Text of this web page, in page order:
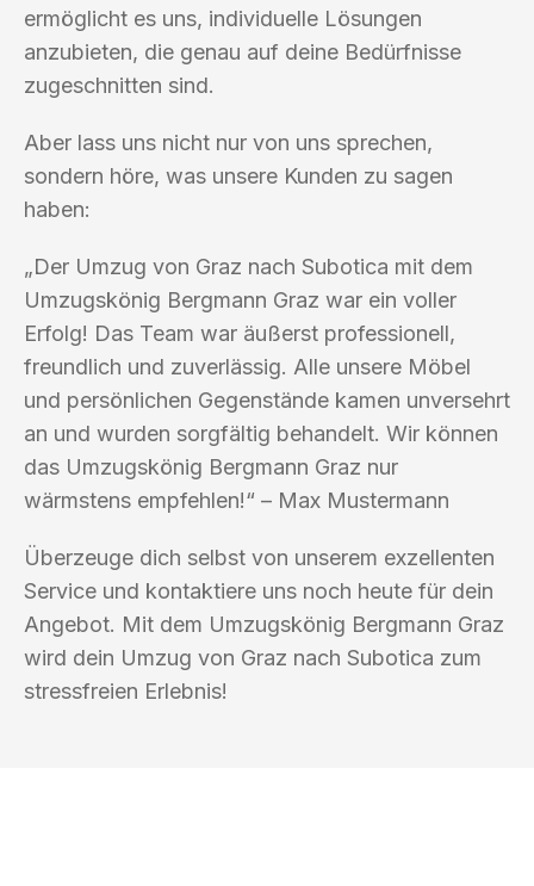
ermöglicht es uns, individuelle Lösungen
anzubieten, die genau auf deine Bedürfnisse
zugeschnitten sind.
Aber lass uns nicht nur von uns sprechen,
sondern höre, was unsere Kunden zu sagen
haben:
„Der Umzug von Graz nach Subotica mit dem
Umzugskönig Bergmann Graz war ein voller
Erfolg! Das Team war äußerst professionell,
freundlich und zuverlässig. Alle unsere Möbel
und persönlichen Gegenstände kamen unversehrt
an und wurden sorgfältig behandelt. Wir können
das Umzugskönig Bergmann Graz nur
wärmstens empfehlen!“ – Max Mustermann
Überzeuge dich selbst von unserem exzellenten
Service und kontaktiere uns noch heute für dein
Angebot. Mit dem Umzugskönig Bergmann Graz
wird dein Umzug von Graz nach Subotica zum
stressfreien Erlebnis!